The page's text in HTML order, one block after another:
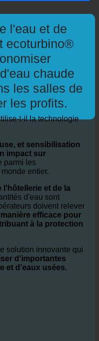
l'eau et de
chaude
les salles de
les profits.
t-il la technologie
et sensibilisation
impact sur
parmi les
entier.
l'hôtellerie et de la
d'eau sont
doivent relever
efficace pour
à la protection
solution innovante qui